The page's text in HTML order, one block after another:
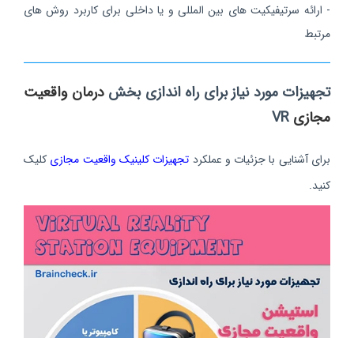
- ارائه سرتیفیکیت های بین المللی و یا داخلی برای کاربرد روش های
مرتبط
تجهیزات مورد نیاز برای راه اندازی بخشدرمان واقعیت
مجازی
برای آشنایی با جزئیات و عملکرد تجهیزات کلینیک واقعیت مجازی کلیک
کنید.